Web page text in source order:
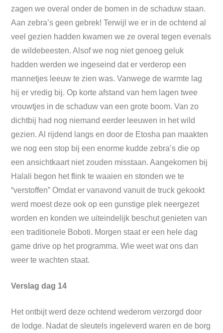
zagen we overal onder de bomen in de schaduw staan.
Aan zebra’s geen gebrek! Terwijl we er in de ochtend al
veel gezien hadden kwamen we ze overal tegen evenals
de wildebeesten. Alsof we nog niet genoeg geluk
hadden werden we ingeseind dat er verderop een
mannetjes leeuw te zien was. Vanwege de warmte lag
hij er vredig bij. Op korte afstand van hem lagen twee
vrouwtjes in de schaduw van een grote boom. Van zo
dichtbij had nog niemand eerder leeuwen in het wild
gezien. Al rijdend langs en door de Etosha pan maakten
we nog een stop bij een enorme kudde zebra’s die op
een ansichtkaart niet zouden misstaan. Aangekomen bij
Halali begon het flink te waaien en stonden we te
“verstoffen” Omdat er vanavond vanuit de truck gekookt
werd moest deze ook op een gunstige plek neergezet
worden en konden we uiteindelijk beschut genieten van
een traditionele Boboti. Morgen staat er een hele dag
game drive op het programma. Wie weet wat ons dan
weer te wachten staat.
Verslag dag 14
Het ontbijt werd deze ochtend wederom verzorgd door
de lodge. Nadat de sleutels ingeleverd waren en de borg